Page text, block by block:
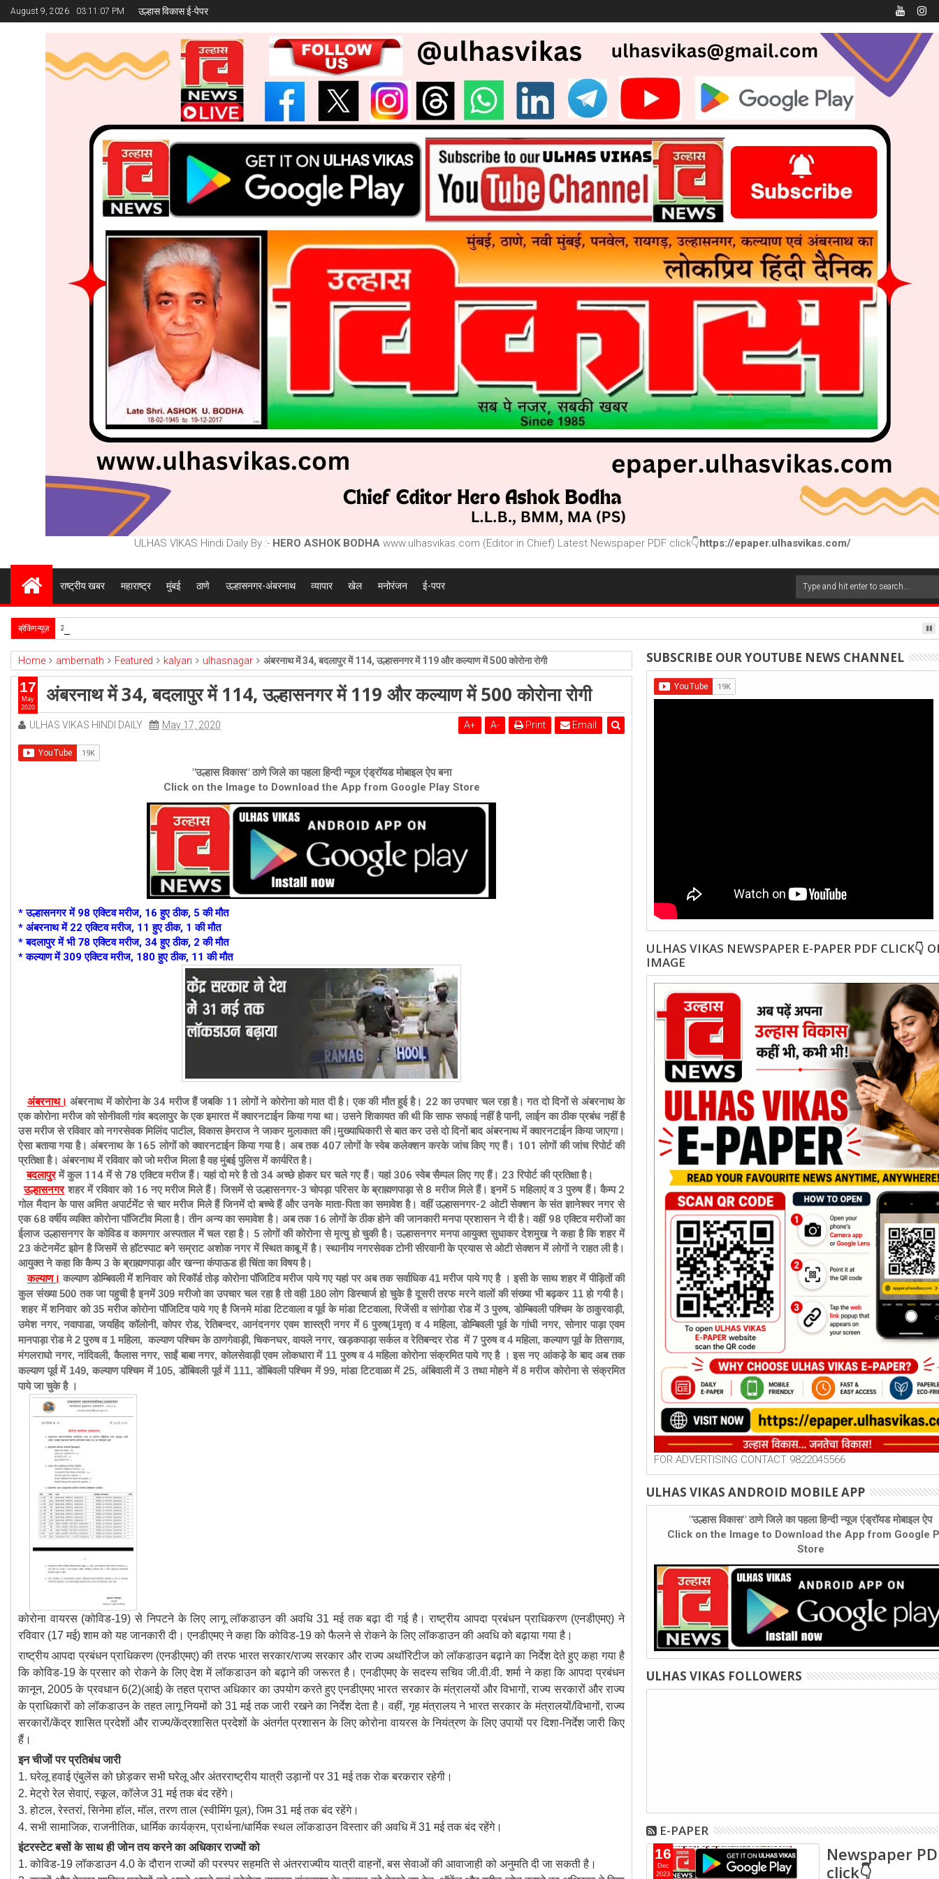
August 9, 2026 03:11:09 PM उल्हास विकास ई-पेपर
ULHAS VIKAS Hindi Daily By :- HERO ASHOK BODHA www.ulhasvikas.com (Editor in Chief) Latest Newspaper PDF click👇https://epaper.ulhasvikas.com/
राष्ट्रीय खबर महाराष्ट्र मुंबई ठाणे उल्हासनगर-अंबरनाथ व्यापार खेल मनोरंजन ई-पपर
ब्रेकिंग न्यूज़ 2026-4-1
Home ambernath Featured kalyan ulhasnagar अंबरनाथ में 34, बदलापुर में 114, उल्हासनगर में 119 और कल्याण में 500 कोरोना रोगी
अंबरनाथ में 34, बदलापुर में 114, उल्हासनगर में 119 और कल्याण में 500 कोरोना रोगी
ULHAS VIKAS HINDI DAILY May 17, 2020 A+ A- Print Email
"उल्हास विकास" ठाणे जिले का पहला हिन्दी न्यूज एंड्रॉयड मोबाइल ऐप बना
Click on the Image to Download the App from Google Play Store
* उल्हासनगर में 98 एक्टिव मरीज, 16 हुए ठीक, 5 की मौत
* अंबरनाथ में 22 एक्टिव मरीज, 11 हुए ठीक, 1 की मौत
*बदलापुर में भी 78एक्टिव मरीज, 34 हुए ठीक, 2 की मौत
* कल्याण में 309 एक्टिव मरीज, 180 हुए ठीक, 11 की मौत
अंबरनाथ। अंबरनाथ में कोरोना के 34 मरीज हैं जबकि 11 लोगों ने कोरोना को मात दी है। एक की मौत हुई है। 22 का उपचार चल रहा है। गत दो दिनों से अंबरनाथ के
एक कोरोना मरीज को सोनीवली गांव बदलापुर के एक इमारत में क्वारनटाईन किया गया था। उसने शिकायत की थी कि साफ सफाई नहीं है पानी, लाईन का ठीक प्रबंध नहीं है
उस मरीज से रविवार को नगरसेवक मिलिंद पाटील, विकास हेमराज ने जाकर मुलाकात की।मुख्याधिकारी से बात कर उसे दो दिनों बाद अंबरनाथ में क्वारनटाईन किया जाएगा।
ऐसा बताया गया है। अंबरनाथ के 165 लोगों को क्वारनटाईन किया गया है। अब तक 407 लोगों के स्वेब कलेक्शन करके जांच किए गए हैं। 101 लोगों की जांच रिपोर्ट की
प्रतिक्षा है। अंबरनाथ में रविवार को जो मरीज मिला है वह मुंबई पुलिस में कार्यरित है।
बदलापुरमें कुल 114 में से 78 एक्टिव मरीज हैं। यहां दो मरे है तो 34 अच्छे होकर घर चले गए हैं। यहां 306 स्वेब सैम्पल लिए गए हैं। 23 रिपोर्ट की प्रतिक्षा है।
उल्हासनगरशहर में रविवार को 16 नए मरीज मिले हैं। जिसमें से उल्हासनगर-3 चोपड़ा परिसर के ब्राह्मणपाड़ा से 8 मरीज मिले हैं। इनमें 5 महिलाएं व 3 पुरुष हैं। कैम्प 2
गोल मैदान के पास अमित अपार्टमेंट से चार मरीज मिले हैं जिनमें दो बच्चे हैं और उनके माता-पिता का समावेश है। वहीं उल्हासनगर-2 ओटी सेक्शन के संत ज्ञानेश्वर नगर से
एक 68 वर्षीय व्यक्ति कोरोना पाॅजिटीव मिला है। तीन अन्य का समावेश है। अब तक 16 लोगों के ठीक होने की जानकारी मनपा प्रशासन ने दी है। वहीं 98 एक्टिव मरीजों का
ईलाज उल्हासनगर के कोविड व कामगार अस्पताल में चल रहा है। 5 लोगों की कोरोना से मृत्यु हो चुकी है। उल्हासनगर मनपा आयुक्त सुधाकर देशमुख ने कहा है कि शहर में
23 कंटेनमेंट झोन है जिसमें से हाॅटस्पाट बने सम्राट अशोक नगर में स्थित काबू में है। स्थानीय नगरसेवक टोनी सीरवानी के प्रयास से ओटी सेक्शन में लोगों ने राहत ली है।
आयुक्त ने कहा कि कैम्प 3 केब्राह्मणपाड़ा और खन्ना कंपाऊड ही चिंता का विषय है।
कल्याण। कल्याण डोम्बिवली में शनिवार को रिकॉर्ड तोड़ कोरोना पॉजिटिव मरीज पाये गए यहां पर अब तक सर्वाधिक 41 मरीज पाये गए है । इसी के साथ शहर में पीड़ितों की
कुल संख्या 500 तक जा पहुची है इनमें 309 मरीजो का उपचार चल रहा है तो वही 180 लोग डिस्चार्ज हो चुके है दूसरी तरफ मरने वालों की संख्या भी बढ़कर 11 हो गयी है।
शहर में शनिवार को 35 मरीज कोरोना पॉजिटिव पाये गए है जिनमे मांडा टिटवाला व पूर्व के मांडा टिटवाला, रिजेंसी व सांगोडा रोड में 3 पुरुष, डोम्बिवली पश्चिम के ठाकुरवाड़ी,
उमेश नगर, नवापाडा, जयहिंद कॉलोनी, कोपर रोड, रेतिबन्दर, आनंदनगर एवम शास्त्री नगर में 6 पुरुष(1मृत) व 4 महिला, डोम्बिवली पूर्व के गांधी नगर, सोनार पाड़ा एवम
मानपाड़ा रोड मे 2 पुरुष व 1 महिला, कल्याण पश्चिम के ठाणगेवाड़ी, चिकनघर, वायले नगर, खड़कपाड़ा सर्कल व रेतिबन्दर रोड में 7 पुरुष व 4 महिला, कल्याण पूर्व के तिसगाव,
मंगलराघो नगर, नांदिवली, कैलास नगर, साईं बाबा नगर, कोलसेवाड़ी एवम लोकधारा में 11 पुरुष व 4 महिला कोरोना संक्रमित पाये गए है ।इस नए आंकड़े के बाद अब तक
कल्याण पूर्व में 149, कल्याण पश्चिम में 105, डोंबिवली पूर्व में 111, डोंबिवली पश्चिम में 99, मांडा टिटवाळा में 25, अंबिवाली में 3 तथा मोहने में 8 मरीज कोरोना से संक्रमित
पाये जा चुके है ।
कोरोना वायरस (कोविड-19) से निपटने के लिए लागू लॉकडाउन की अवधि 31 मई तक बढ़ा दी गई है। राष्ट्रीय आपदा प्रबंधन प्राधिकरण (एनडीएमए) ने
रविवार (17 मई) शाम को यह जानकारी दी। एनडीएमए ने कहा कि कोविड-19 को फैलने से रोकने के लिए लॉकडाउन की अवधि को बढ़ाया गया है।
राष्ट्रीय आपदा प्रबंधन प्राधिकरण (एनडीएमए) की तरफ भारत सरकार/राज्य सरकार और राज्य अथॉरिटीज को लॉकडाउन बढ़ाने का निर्देश देते हुए कहा गया है
कि कोविड-19 के प्रसार को रोकने के लिए देश में लॉकडाउन को बढ़ाने की जरूरत है।एनडीएमए के सदस्य सचिव जी.वी.वी. शर्मा ने कहा कि आपदा प्रबंधन
कानून, 2005 के प्रवधान 6(2)(आई) के तहत प्राप्त अधिकार का उपयोग करते हुए एनडीएमए भारत सरकार के मंत्रालयों और विभागों, राज्य सरकारों और राज्य
के प्राधिकारों को लॉकडाउन के तहत लागू नियमों को 31 मई तक जारी रखने का निर्देश देता है।वहीं, गृह मंत्रालय ने भारत सरकार के मंत्रालयों/विभागों, राज्य
सरकारों/केंद्र शासित प्रदेशों और राज्य/केंद्रशासित प्रदेशों के अंतर्गत प्रशासन के लिए कोरोना वायरस के नियंत्रण के लिए उपायों पर दिशा-निर्देश जारी किए
हैं।
इन चीजों पर प्रतिबंध जारी
1. घरेलू हवाई एंबुलेंस को छोड़कर सभी घरेलू और अंतरराष्ट्रीय यात्री उड़ानों पर 31 मई तक रोक बरकरार रहेगी।
2. मेट्रो रेल सेवाएं, स्कूल, कॉलेज 31 मई तक बंद रहेंगे।
3. होटल, रेस्तरां, सिनेमा हॉल, मॉल, तरण ताल (स्वीमिंग पूल), जिम 31 मई तक बंद रहेंगे।
4. सभी सामाजिक, राजनीतिक, धार्मिक कार्यक्रम, प्रार्थना/धार्मिक स्थल लॉकडाउन विस्तार की अवधि में 31 मई तक बंद रहेंगे।
इंटरस्टेट बसों के साथ ही जोन तय करने का अधिकार राज्यों को
1. कोविड-19 लॉकडाउन 4.0 के दौरान राज्यों की परस्पर सहमति से अंतरराज्यीय यात्री वाहनों, बस सेवाओं की आवाजाही को अनुमति दी जा सकती है।
17
May
2020
SUBSCRIBE OUR YOUTUBE NEWS CHANNEL
ULHAS VIKAS NEWSPAPER E-PAPER PDF CLICK👇
IMAGE
FOR ADVERTISING CONTACT 9822045566
ULHAS VIKAS ANDROID MOBILE APP
"उल्हास विकास" ठाणे जिले का पहला हिन्दी न्यूज एंड्रॉयड मोबाइल ऐप
Click on the Image to Download the App from Google
Store
ULHAS VIKAS FOLLOWERS
E-PAPER
16
Dec
2023
Newspaper
click👇